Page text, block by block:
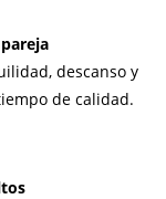
descanso y
de calidad.